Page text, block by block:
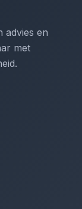
advies en
met